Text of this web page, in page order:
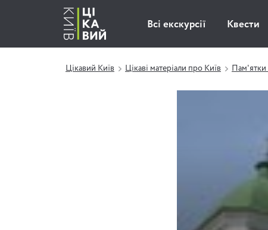
Всі екскурсії Квести
Цікавий Київ Цікаві матеріали про Київ Пам'ятки